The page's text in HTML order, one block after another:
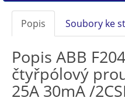
Popis Soubory ke
Popis ABB
čtyřpólový
25A 30mA /